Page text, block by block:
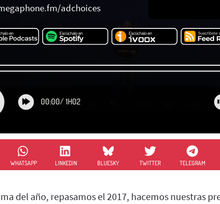
adchoices
00:00/ 1H02
WHATSAPP LINKEDIN BLUESKY TWITTER TELEGRAM
del año, repasamos el 2017, hacemos nuestras